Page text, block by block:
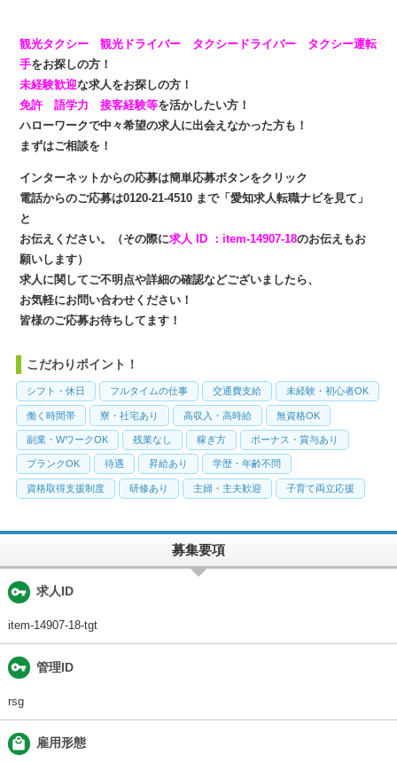
観光タクシー 観光ドライバー タクシードライバー タクシー運転
手をお探しの方！
未経験歓迎な求人をお探しの方！
免許 語学力 接客経験等を活かしたい方！
ハローワークで中々希望の求人に出会えなかった方も！
まずはご相談を！
インターネットからの応募は簡単応募ボタンをクリック
電話からのご応募は0120-21-4510 まで「愛知求人転職ナビを見て」
と
お伝えください。（その際に求人 ID ：item-14907-18のお伝えもお
願いします）
求人に関してご不明点や詳細の確認などございましたら、
お気軽にお問い合わせください！
皆様のご応募お待ちしてます！
こだわりポイント！
シフト・休日 フルタイムの仕事 交通費支給 未経験・初心者OK
働く時間帯 寮・社宅あり 高収入・高時給 無資格OK
副業・WワークOK 残業なし 稼ぎ方 ボーナス・賞与あり
ブランクOK 待遇 昇給あり 学歴・年齢不問
資格取得支援制度 研修あり 主婦・主夫歓迎 子育て両立応援
募集要項
vpn_key 求人ID
item-14907-18-tgt
vpn_key 管理ID
rsg
local_mall 雇用形態